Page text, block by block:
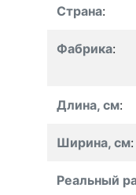
Страна:
Фабрика:
Длина, см:
Ширина, см:
Реальный